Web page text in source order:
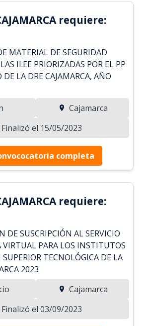
requiere:
MATERIAL DE SEGURIDAD
II.EE PRIORIZADAS POR EL PP
DE LA DRE CAJAMARCA, AÑO
Cajamarca
Finalizó el 15/05/2023
completa
requiere:
DE SUSCRIPCIÓN AL SERVICIO
VIRTUAL PARA LOS INSTITUTOS
TECNOLÓGICA DE LA
2023
Cajamarca
Finalizó el 03/09/2023